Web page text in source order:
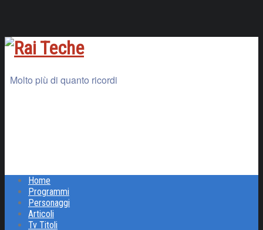
Molto più di quanto ricordi
Home
Programmi
Personaggi
Articoli
Tv Titoli